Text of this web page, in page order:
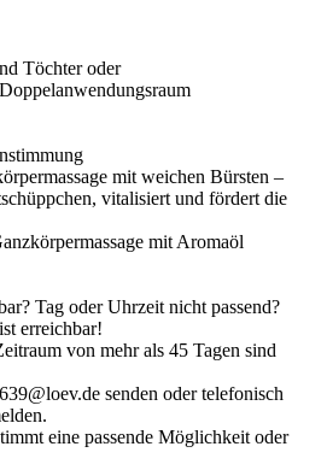
Töchter oder
mit weichen Bürsten –
vitalisiert und fördert die
mit Aromaöl
Tag oder Uhrzeit nicht passend?
erreichbar!
von mehr als 45 Tagen sind
senden oder telefonisch
eine passende Möglichkeit oder